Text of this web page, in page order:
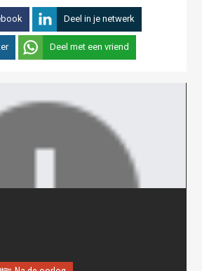
Deel in je netwerk
Deel met een vriend